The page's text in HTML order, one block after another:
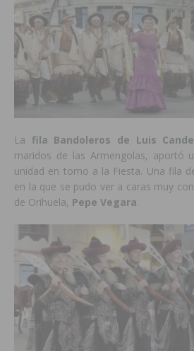
La fila Bandoleros de Luis
maridos de las Armengolas, aportó
unidad en torno a la Fiesta. Una fila
en la que se pudo ver a caras muy
de Orihuela, Pepe Vegara.